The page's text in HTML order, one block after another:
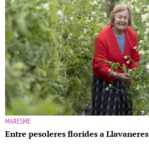
MARESME
Entre pesoleres florides a Llavaneres